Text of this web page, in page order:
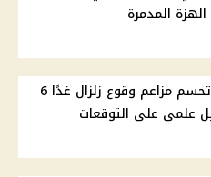
المدمرة
البحوث الفلكية تحسم مزاعم وقوع زلزال غدًا 6
علمي على التوقعات